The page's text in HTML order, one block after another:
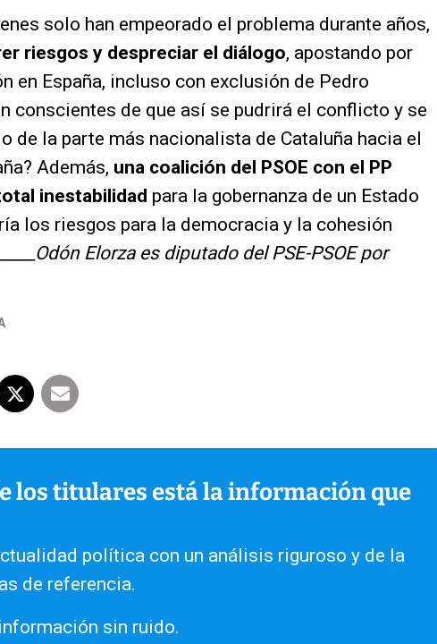
solo han empeorado el problema durante años,
riesgos y despreciar el diálogo, apostando por
en España, incluso con exclusión de Pedro
conscientes de que así se pudrirá el conflicto y se
de la parte más nacionalista de Cataluña hacia el
Además, una coalición del PSOE con el PP
inestabilidad para la gobernanza de un Estado
los riesgos para la democracia y la cohesión
Elorza es diputado del PSE-PSOE por
los titulares está la información que
política con un análisis riguroso y de la
de referencia.
sin ruido.